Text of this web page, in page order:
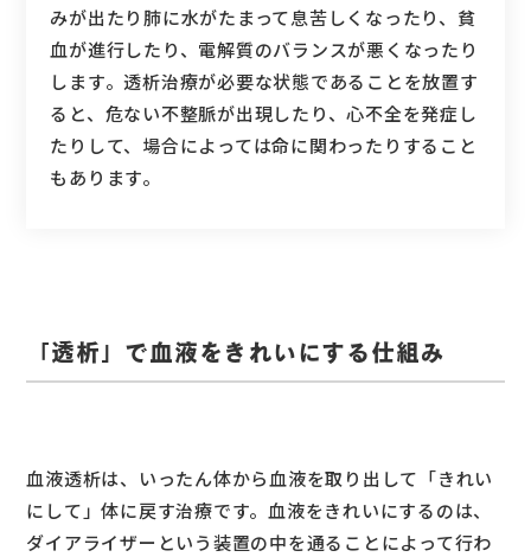
みが出たり肺に水がたまって息苦しくなったり、貧
血が進行したり、電解質のバランスが悪くなったり
します。透析治療が必要な状態であることを放置す
ると、危ない不整脈が出現したり、心不全を発症し
たりして、場合によっては命に関わったりすること
もあります。
「透析」で血液をきれいにする仕組み
血液透析は、いったん体から血液を取り出して「きれい
にして」体に戻す治療です。血液をきれいにするのは、
ダイアライザーという装置の中を通ることによって行わ